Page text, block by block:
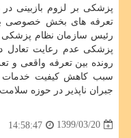
پزشکی بر لزوم بازبینی در
تعرفه های بخش خصوصی
رئیس سازمان نظام پزشکی
پزشکی عدم رعایت تعادل
رونده بین تعرفه واقعی و
سبب کاهش کیفیت خدمات
جبران ناپذیر در حوزه
1399/03/20
14:58:47